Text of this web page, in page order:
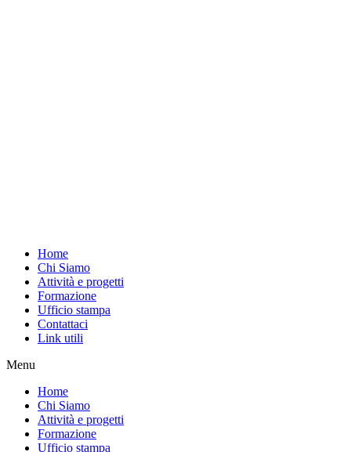
Home
Chi Siamo
Attività e progetti
Formazione
Ufficio stampa
Contattaci
Link utili
Menu
Home
Chi Siamo
Attività e progetti
Formazione
Ufficio stampa